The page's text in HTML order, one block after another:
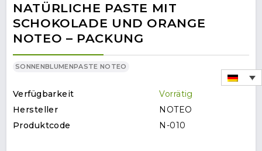
NATÜRLICHE PASTE MIT
SCHOKOLADE UND ORANGE
NOTEO – PACKUNG
SONNENBLUMENPASTE NOTEO
Verfügbarkeit
Hersteller
Produktcode
Vorrätig
NOTEO
N-010